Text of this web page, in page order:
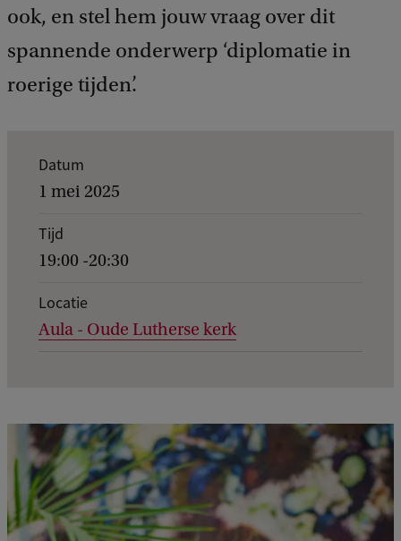
ook, en stel hem jouw vraag over dit
spannende onderwerp ‘diplomatie in
roerige tijden’.
v
a
Datum
1 mei 2025
Tijd
19:00 -20:30
Locatie
Aula - Oude Lutherse kerk